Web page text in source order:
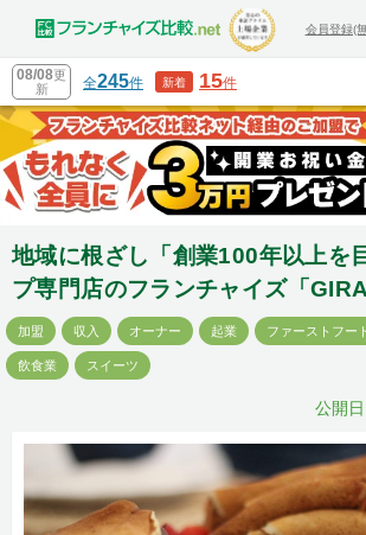
会員登録(
08/08更
新
全245件 新着 15件
地域に根ざし「創業100年以上を
プ専門店のフランチャイズ「
加盟 収入 オーナー 起業 ファーストフー
飲食業 スイーツ
公開